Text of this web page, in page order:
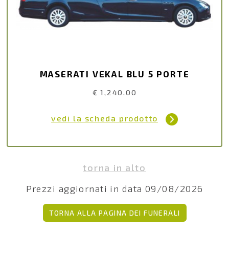
MASERATI VEKAL BLU 5 PORTE
€ 1,240.00
vedi la scheda prodotto
torna in alto
Prezzi aggiornati in data 09/08/2026
TORNA ALLA PAGINA DEI FUNERALI